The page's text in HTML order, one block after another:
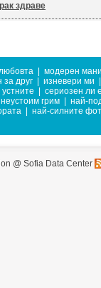
здраве
модерен
за друг изневери ми
сериозен ли
неустоим грим
най-
най-силните
@ Sofia Data Center